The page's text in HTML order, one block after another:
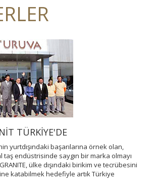
TÜRKİYE'DE
yurtdışındaki başarılarına örnek olan,
taş endüstrisinde saygın bir marka olmayı
ülke dışındaki birikim ve tecrübesini
katabilmek hedefiyle artık Türkiye